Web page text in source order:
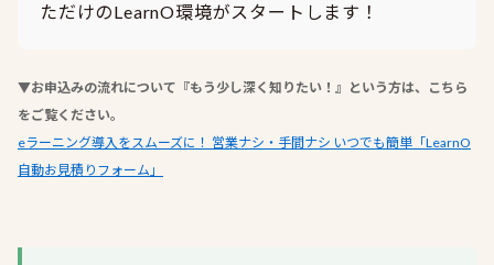
ただけのLearnO環境がスタートします！
▼お申込みの流れについて『もう少し深く知りたい！』という方は、こちら
をご覧ください。
eラーニング導入をスムーズに！ 営業ナシ・手間ナシ いつでも簡単「LearnO
自動お見積りフォーム」